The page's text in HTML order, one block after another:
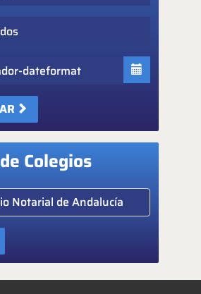
Colegios
notarial